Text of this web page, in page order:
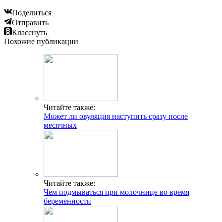
Поделиться
Отправить
Класснуть
Похожие публикации
Читайте также:
Может ли овуляция наступить сразу после
месячных
Читайте также:
Чем подмываться при молочнице во время
беременности